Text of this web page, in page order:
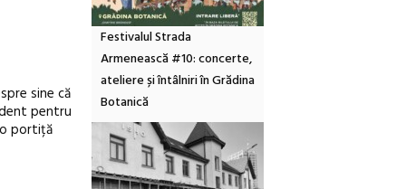
sine că
pentru
portiță
Festivalul Strada
Armenească #10: concerte,
ateliere și întâlniri în Grădina
Botanică